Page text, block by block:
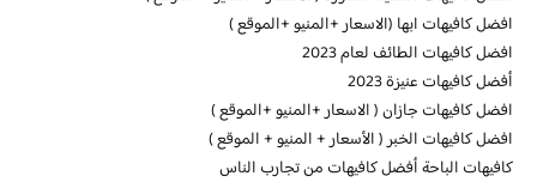
افضل كافيهات ابها (الاسعار +المنيو +الموقع )
افضل كافيهات الطائف لعام 2023
أفضل كافيهات عنيزة 2023
افضل كافيهات جازان ( الاسعار +المنيو +الموقع )
افضل كافيهات الخبر ( الأسعار + المنيو + الموقع )
كافيهات الباحة أفضل كافيهات من تجارب الناس